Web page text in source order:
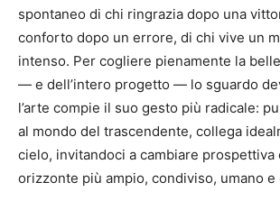
spontaneo di chi ringrazia dopo una
conforto dopo un errore, di chi vive un
intenso. Per cogliere pienamente la
— e dell’intero progetto — lo sguardo
l’arte compie il suo gesto più radicale:
al mondo del trascendente, collega
cielo, invitandoci a cambiare prospettiva
orizzonte più ampio, condiviso, umano e